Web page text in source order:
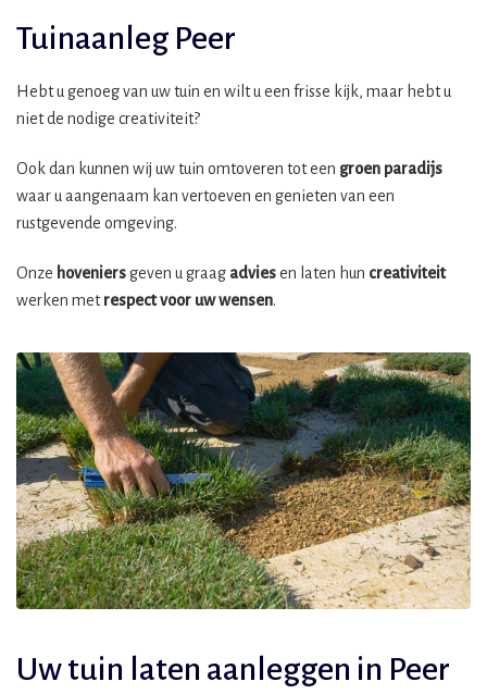
Tuinaanleg Peer
Hebt u genoeg van uw tuin en wilt u een frisse kijk, maar hebt u
niet de nodige creativiteit?
Ook dan kunnen wij uw tuin omtoveren tot een groen paradijs
waar u aangenaam kan vertoeven en genieten van een
rustgevende omgeving.
Onze hoveniersgeven u graag adviesen laten hun creativiteit
werken metrespect voor uw wensen.
Uw tuin laten aanleggen in Peer